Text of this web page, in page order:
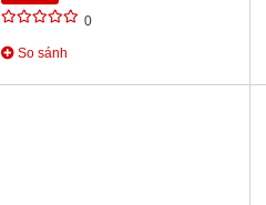
BT-50
0
So sánh